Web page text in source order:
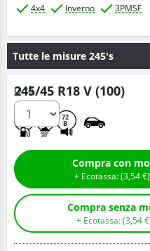
4x4 Inverno 3PMSF
Tutte le misure 245's
245/45 R18 V (100)
72
B
Q.tà
+ Ecotassa: (3,54€
+ Ecotassa: (3,54€